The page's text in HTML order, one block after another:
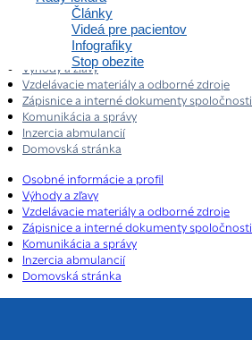
Články
Videá pre pacientov
Infografiky
Stop obezite
Osobné informácie a profil
Výhody a zľavy
Vzdelávacie materiály a odborné zdroje
Zápisnice a interné dokumenty spoločnosti
Komunikácia a správy
Inzercia abmulancií
Domovská stránka
Osobné informácie a profil
Výhody a zľavy
Vzdelávacie materiály a odborné zdroje
Zápisnice a interné dokumenty spoločnosti
Komunikácia a správy
Inzercia abmulancií
Domovská stránka